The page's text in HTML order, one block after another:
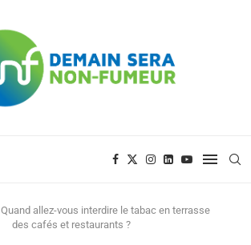
Quand allez-vous interdire le tabac en terrasse
des cafés et restaurants ?